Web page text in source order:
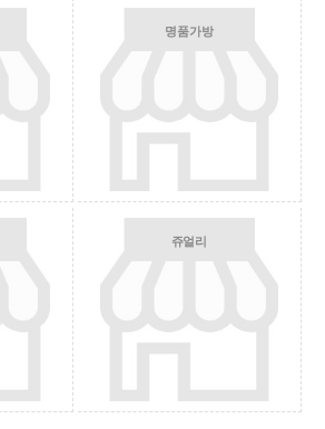
명품가방
쥬얼리